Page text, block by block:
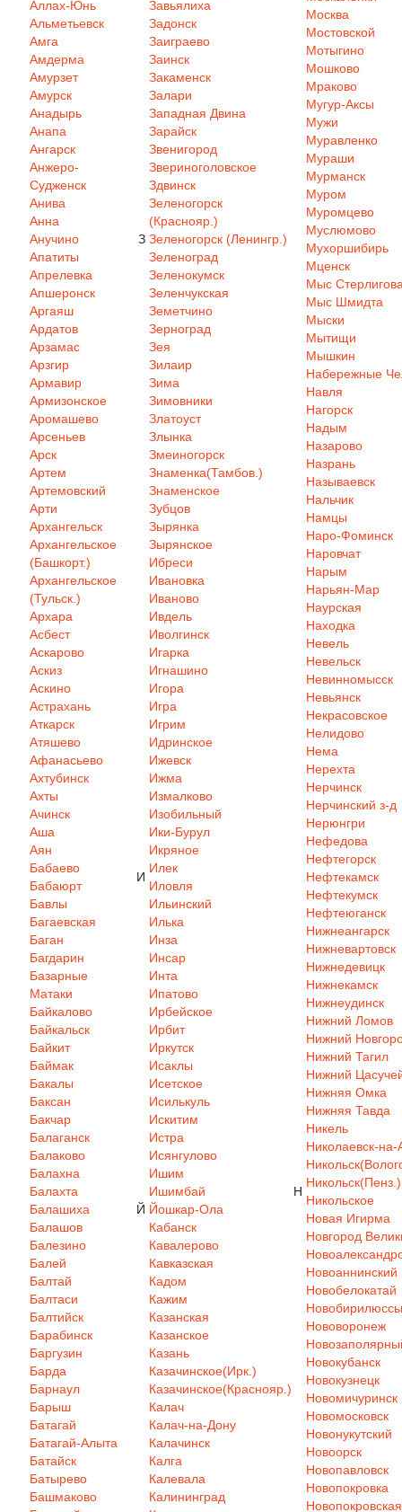
Аллах-Юнь
Альметьевск
Амга
Амдерма
Амурзет
Амурск
Анадырь
Анапа
Ангарск
Анжеро-
Судженск
Анива
Анна
Анучино
Апатиты
Апрелевка
Апшеронск
Аргаяш
Ардатов
Арзамас
Арзгир
Армавир
Армизонское
Аромашево
Арсеньев
Арск
Артем
Артемовский
Арти
Архангельск
Архангельское
(Башкорт.)
Архангельское
(Тульск.)
Архара
Асбест
Аскарово
Аскиз
Аскино
Астрахань
Аткарск
Атяшево
Афанасьево
Ахтубинск
Ахты
Ачинск
Аша
Аян
Бабаево
Бабаюрт
Бавлы
Багаевская
Баган
Багдарин
Базарные
Матаки
Байкалово
Байкальск
Байкит
Баймак
Бакалы
Баксан
Бакчар
Балаганск
Балаково
Балахна
Балахта
Балашиха
Балашов
Балезино
Балей
Балтай
Балтаси
Балтийск
Барабинск
Баргузин
Барда
Барнаул
Барыш
Батагай
Батагай-Алыта
Батайск
Батырево
Башмаково
З
Завьялиха
Задонск
Заиграево
Заинск
Закаменск
Залари
Западная Двина
Зарайск
Звенигород
Звериноголовское
Здвинск
Зеленогорск
(Краснояр.)
Зеленогорск (Ленингр.)
Зеленоград
Зеленокумск
Зеленчукская
Земетчино
Зерноград
Зея
Зилаир
Зима
Зимовники
Златоуст
Злынка
Змеиногорск
Знаменка(Тамбов.)
Знаменское
Зубцов
Зырянка
Зырянское
И
Ибреси
Ивановка
Иваново
Ивдель
Иволгинск
Игарка
Игнашино
Игора
Игра
Игрим
Идринское
Ижевск
Ижма
Измалково
Изобильный
Ики-Бурул
Икряное
Илек
Иловля
Ильинский
Илька
Инза
Инсар
Инта
Ипатово
Ирбейское
Ирбит
Иркутск
Исаклы
Исетское
Исилькуль
Искитим
Истра
Исянгулово
Ишим
Ишимбай
Й Йошкар-Ола
Кабанск
Кавалерово
Кавказская
Кадом
Кажим
Казанская
Казанское
Казань
Казачинское(Ирк.)
Казачинское(Краснояр.)
Калач
Калач-на-Дону
Калачинск
Калга
Калевала
Калининград
Москва
Мостовской
Мотыгино
Мошково
Мраково
Мугур-Аксы
Мужи
Муравленко
Мураши
Мурманск
Муром
Муромцево
Муслюмово
Мухоршибирь
Мценск
Мыс
Мыс Шмидта
Мыски
Мытищи
Мышкин
Н
Набережные
Навля
Нагорск
Надым
Назарово
Назрань
Называевск
Нальчик
Намцы
Наро-Фоминск
Наровчат
Нарым
Нарьян-Мар
Наурская
Находка
Невель
Невельск
Невинномысск
Невьянск
Некрасовское
Нелидово
Нема
Нерехта
Нерчинск
Нерчинский з-д
Нерюнгри
Нефедова
Нефтегорск
Нефтекамск
Нефтекумск
Нефтеюганск
Нижнеангарск
Нижневартовск
Нижнедевицк
Нижнекамск
Нижнеудинск
Нижний Ломов
Нижний
Нижний Тагил
Нижний
Нижняя Омка
Нижняя Тавда
Никель
Николаевск-
Никольск(Пенз.)
Никольское
Новая Игирма
Новгород
Новоаннинский
Новобелокатай
Новобирилюссы
Нововоронеж
Новокубанск
Новокузнецк
Новомичуринск
Новомосковск
Новонукутский
Новоорск
Новопавловск
Новопокровка
Новопокровская